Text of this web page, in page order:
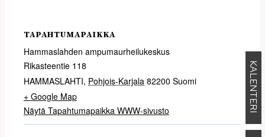
KALENTERI
TAPAHTUMAPAIKKA
Hammaslahden ampumaurheilukeskus
Rikasteentie 118
HAMMASLAHTI, Pohjois-Karjala 82200 Suomi
+ Google Map
Näytä Tapahtumapaikka WWW-sivusto